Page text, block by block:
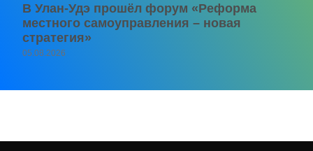
В Улан-Удэ прошёл форум «Реформа
местного самоуправления – новая
стратегия»
05.08.2026